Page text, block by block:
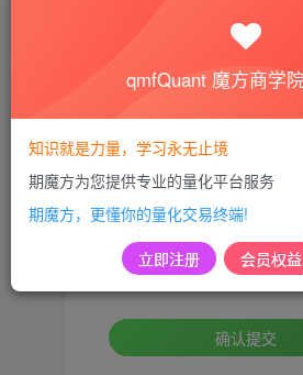
找回密码
手机号
设置新密码
重复密码
确认提交
qmfQuant 魔方商学
知识就是力量，学习永无止境
期魔方为您提供专业的量化平台服务
期魔方，更懂你的量化交易终端!
立即注册 会员权益